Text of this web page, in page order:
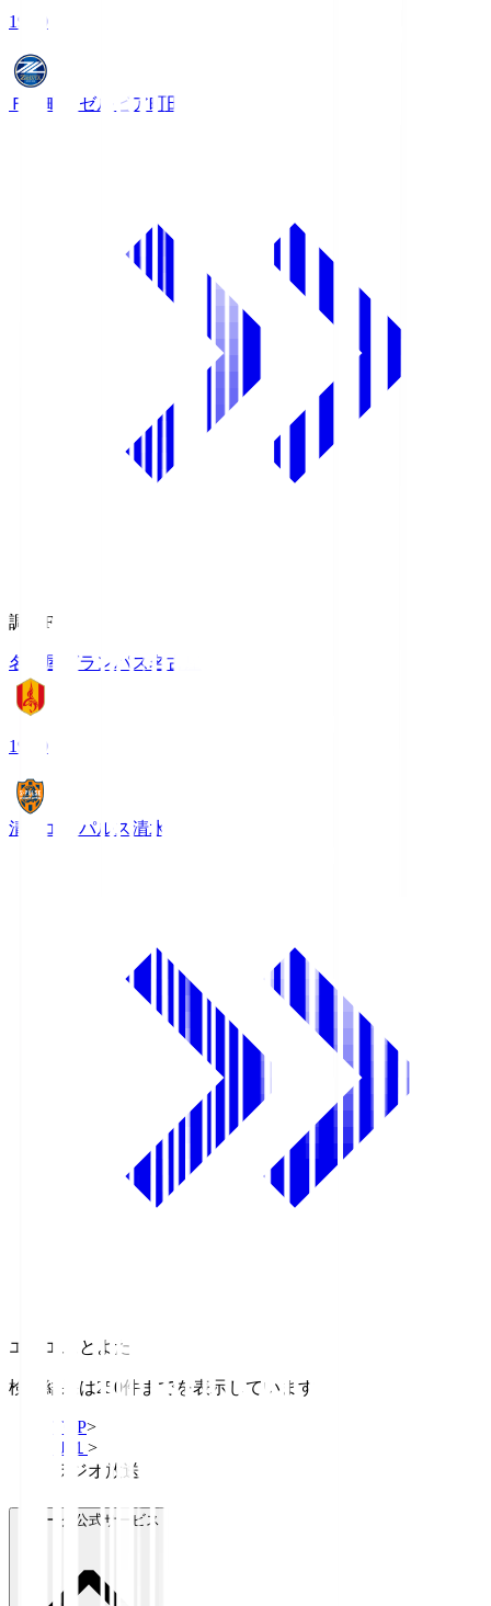
19:00
ＦＣ町田ゼルビア町田
調布FM
名古屋グランパス名古屋
19:00
清水エスパルス 清水
エフエムとよた
検索結果は250件までを表示しています
TOP>
Ｊ１ >
ラジオ放送
Ｊリーグ公式サービス